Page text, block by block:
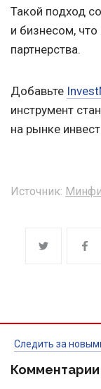
Такой подход
и бизнесом,
партнерства.
Добавьте
инструмент
на рынке
Источник:
Следить за
Комментарии